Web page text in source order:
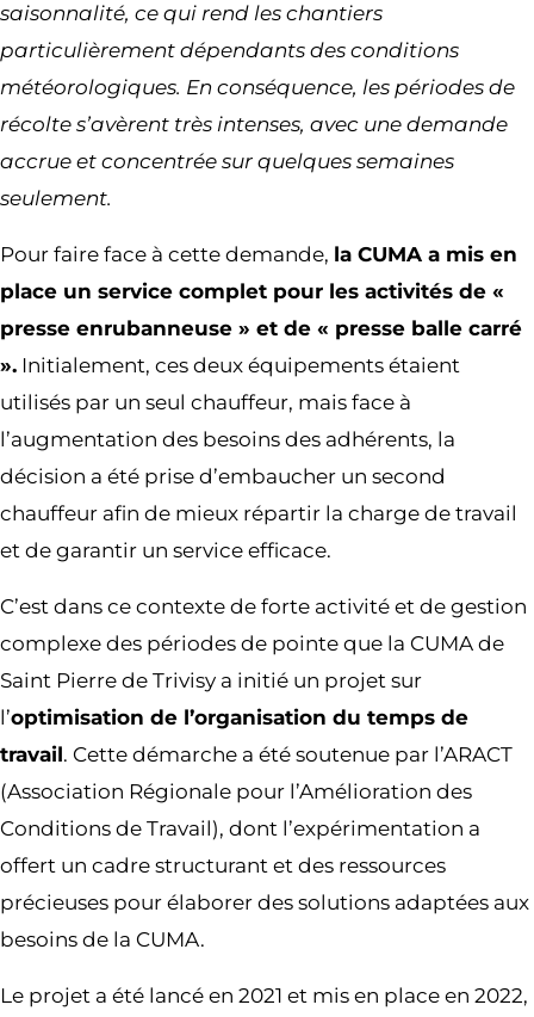
saisonnalité, ce qui rend les chantiers
particulièrement dépendants des conditions
météorologiques. En conséquence, les périodes de
récolte s’avèrent très intenses, avec une demande
accrue et concentrée sur quelques semaines
seulement.
Pour faire face à cette demande, la CUMA a mis en
place un service complet pour les activités de «
presse enrubanneuse » et de « presse balle carré
». Initialement, ces deux équipements étaient
utilisés par un seul chauffeur, mais face à
l’augmentation des besoins des adhérents, la
décision a été prise d’embaucher un second
chauffeur afin de mieux répartir la charge de travail
et de garantir un service efficace.
C’est dans ce contexte de forte activité et de gestion
complexe des périodes de pointe que la CUMA de
Saint Pierre de Trivisy a initié un projet sur
l’optimisation de l’organisation du temps de
travail. Cette démarche a été soutenue par l’ARACT
(Association Régionale pour l’Amélioration des
Conditions de Travail), dont l’expérimentation a
offert un cadre structurant et des ressources
précieuses pour élaborer des solutions adaptées aux
besoins de la CUMA.
Le projet a été lancé en 2021 et mis en place en 2022,